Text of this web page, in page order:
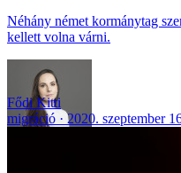
Néhány német kormánytag
kellett volna várni.
Fődi Kitti
migráció
2020. szeptember